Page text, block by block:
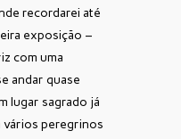
recordarei até
exposição –
com uma
andar quase
lugar sagrado já
vários peregrinos